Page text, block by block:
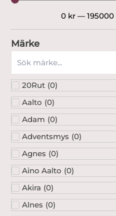
0 kr— 195000
Märke
20Rut (0)
Aalto (0)
Adam (0)
Adventsmys (0)
Agnes (0)
Aino Aalto (0)
Akira (0)
Alnes (0)